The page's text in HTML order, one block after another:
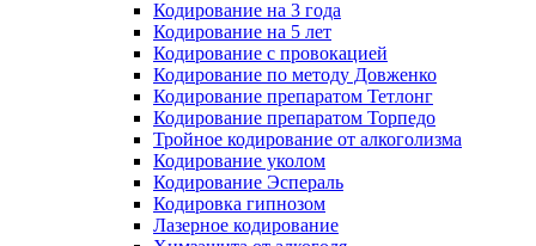
Кодирование на 3 года
Кодирование на 5 лет
Кодирование с провокацией
Кодирование по методу Довженко
Кодирование препаратом Тетлонг
Кодирование препаратом Торпедо
Тройное кодирование от алкоголизма
Кодирование уколом
Кодирование Эспераль
Кодировка гипнозом
Лазерное кодирование